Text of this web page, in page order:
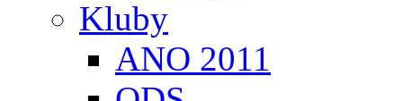
Kluby
ANO 2011